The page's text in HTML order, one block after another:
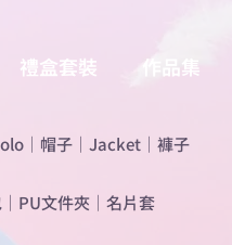
禮盒套裝 作品集
｜ 帽子 ｜ Jacket ｜ 褲子
｜ PU文件夾 ｜ 名片套